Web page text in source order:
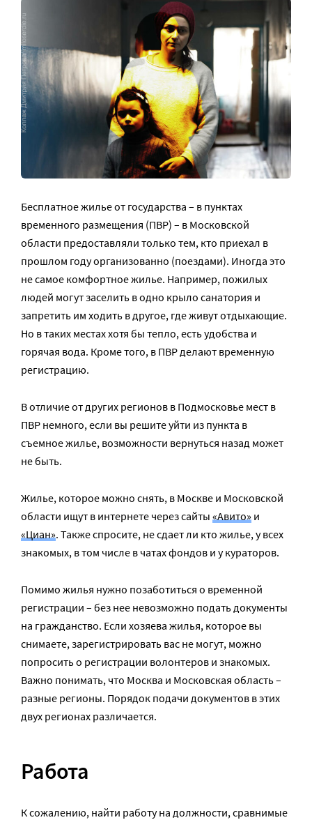
Бесплатное жилье от государства – в пунктах
временного размещения (ПВР) – в Московской
области предоставляли только тем, кто приехал в
прошлом году организованно (поездами). Иногда это
не самое комфортное жилье. Например, пожилых
людей могут заселить в одно крыло санатория и
запретить им ходить в другое, где живут отдыхающие.
Но в таких местах хотя бы тепло, есть удобства и
горячая вода. Кроме того, в ПВР делают временную
регистрацию.
В отличие от других регионов в Подмосковье мест в
ПВР немного, если вы решите уйти из пункта в
съемное жилье, возможности вернуться назад может
не быть.
Жилье, которое можно снять, в Москве и Московской
области ищут в интернете через сайты «Авито» и
«Циан». Также спросите, не сдает ли кто жилье, у всех
знакомых, в том числе в чатах фондов и у кураторов.
Помимо жилья нужно позаботиться о временной
регистрации – без нее невозможно подать документы
на гражданство. Если хозяева жилья, которое вы
снимаете, зарегистрировать вас не могут, можно
попросить о регистрации волонтеров и знакомых.
Важно понимать, что Москва и Московская область –
разные регионы. Порядок подачи документов в этих
двух регионах различается.
Работа
К сожалению, найти работу на должности, сравнимые